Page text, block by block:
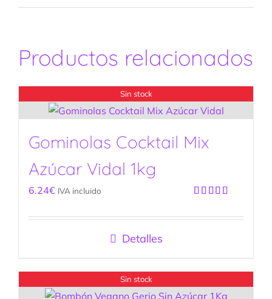
Productos relacionados
Sin stock
Gominolas Cocktail Mix
Azúcar Vidal 1kg
con5.00de
6.24€ IVA incluido
Detalles
Sin stock